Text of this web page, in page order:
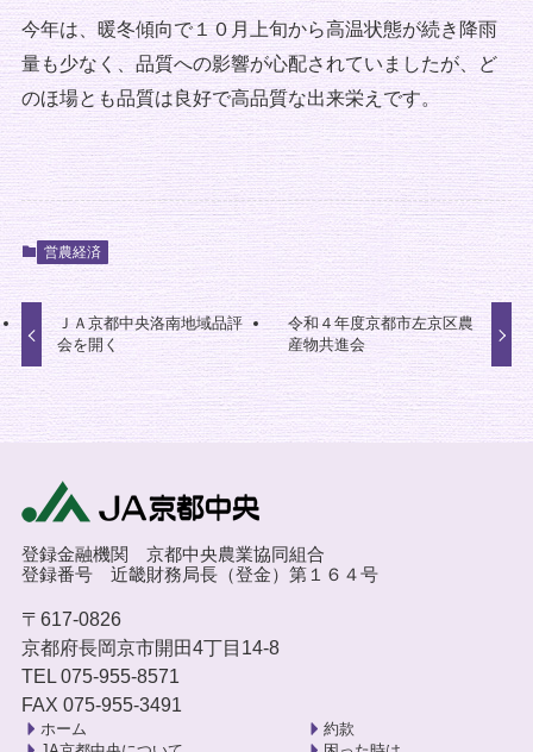
今年は、暖冬傾向で１０月上旬から高温状態が続き降雨
量も少なく、品質への影響が心配されていましたが、ど
のほ場とも品質は良好で高品質な出来栄えです。
営農経済
ＪＡ京都中央洛南地域品評
会を開く
令和４年度京都市左京区農
産物共進会
登録金融機関 京都中央農業協同組合
登録番号 近畿財務局長（登金）第１６４号
〒617-0826
京都府長岡京市開田4丁目14-8
TEL 075-955-8571
FAX 075-955-3491
ホーム
約款